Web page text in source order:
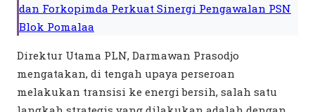
dan Forkopimda Perkuat Sinergi Pengawalan PSN
Blok Pomalaa
Direktur Utama PLN, Darmawan Prasodjo
mengatakan, di tengah upaya perseroan
melakukan transisi ke energi bersih, salah satu